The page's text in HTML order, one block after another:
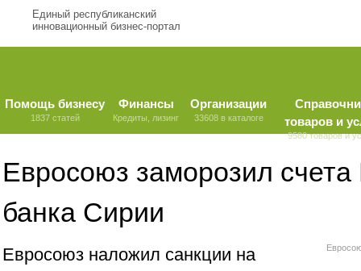
Единый республиканский
инновационный бизнес-портал
Помощь бизнесу
1837 статей
Финансы
Кредиты, лизинг
Организации
33608 в каталоге
товаров и
9580 товаров и
Евросоюз заморозил счета
банка Сирии
Евросоюз наложил санкции на